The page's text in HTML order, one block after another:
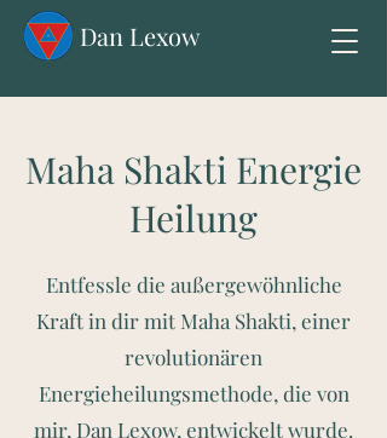
Dan Lexow
Maha Shakti Energie
Heilung
Entfessle die außergewöhnliche
Kraft in dir mit Maha Shakti, einer
revolutionären
Energieheilungsmethode, die von
mir, Dan Lexow, entwickelt wurde.